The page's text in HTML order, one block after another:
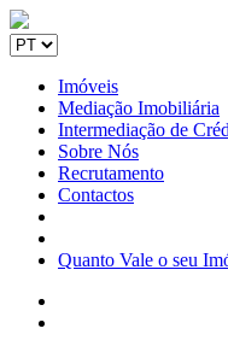
Imóveis
Mediação Imobiliária
Intermediação de
Sobre Nós
Recrutamento
Contactos
Quanto Vale o seu